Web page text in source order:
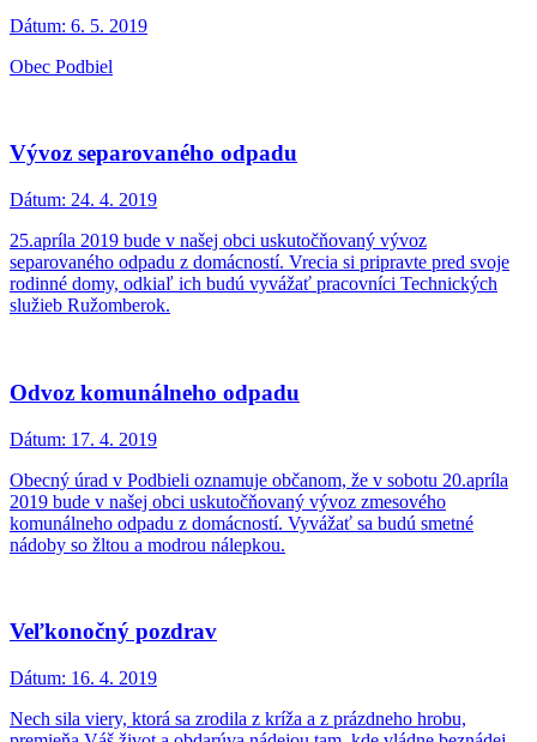
Dátum: 6. 5. 2019
Obec Podbiel
Vývoz separovaného odpadu
Dátum: 24. 4. 2019
25.apríla 2019 bude v našej obci uskutočňovaný vývoz
separovaného odpadu z domácností. Vrecia si pripravte pred svoje
rodinné domy, odkiaľ ich budú vyvážať pracovníci Technických
služieb Ružomberok.
Odvoz komunálneho odpadu
Dátum: 17. 4. 2019
Obecný úrad v Podbieli oznamuje občanom, že v sobotu 20.apríla
2019 bude v našej obci uskutočňovaný vývoz zmesového
komunálneho odpadu z domácností. Vyvážať sa budú smetné
nádoby so žltou a modrou nálepkou.
Veľkonočný pozdrav
Dátum: 16. 4. 2019
Nech sila viery, ktorá sa zrodila z kríža a z prázdneho hrobu,